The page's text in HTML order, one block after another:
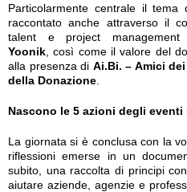
Particolarmente centrale il tema
raccontato anche attraverso il
talent e project management
Yoonik , così come il valore del
alla presenza di Ai.Bi. – Amici
della Donazione
Nascono le 5 azioni degli
La giornata si è conclusa con la
riflessioni emerse in un
subito, una raccolta di principi
aiutare aziende, agenzie e